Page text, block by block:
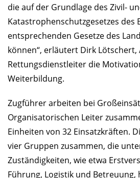
die auf der Grundlage des Zivil-
Katastrophenschutzgesetzes des
entsprechenden Gesetze des
können“, erläutert Dirk Lötschert,
Rettungsdienstleiter die
Weiterbildung.
Zugführer arbeiten bei
Organisatorischen Leiter
Einheiten von 32 Einsatzkräften.
vier Gruppen zusammen, die
Zuständigkeiten, wie etwa
Führung, Logistik und Betreuung,